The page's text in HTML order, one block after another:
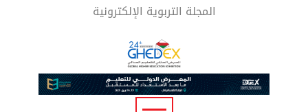
المجلة التربوية الإلكترونية